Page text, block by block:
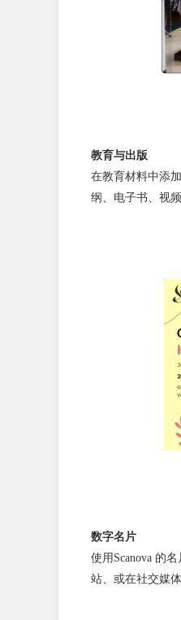
教育与出版
在教育材料中添
纲、电子书、视
数字名片
使用Scanova 的
站、或在社交媒